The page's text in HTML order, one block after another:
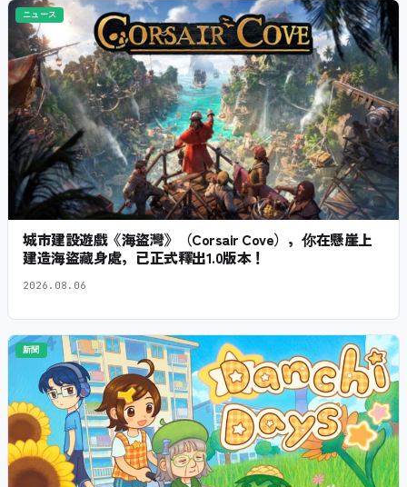
ニュース
城市建設遊戲《海盜灣》（Corsair Cove），你在懸崖上
建造海盜藏身處，已正式釋出1.0版本！
2026.08.06
新聞